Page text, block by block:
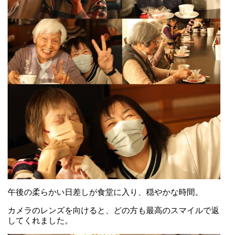
午後の柔らかい日差しが食堂に入り、穏やかな時間。
カメラのレンズを向けると、どの方も最高のスマイルで返
してくれました。